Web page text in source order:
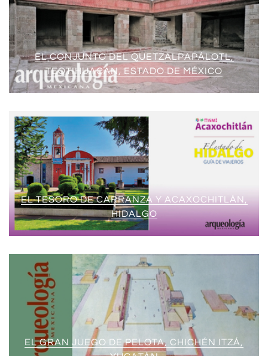
EL CONJUNTO DEL QUETZALPAPÁLOTL,
TEOTIHUACAN, ESTADO DE MÉXICO
EL TESORO DE CARRANZA Y ACAXOCHITLÁN,
HIDALGO
EL GRAN JUEGO DE PELOTA, CHICHÉN ITZÁ,